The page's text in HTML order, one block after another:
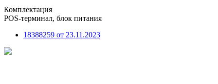
Комплектация
POS-терминал, блок питания
18388259 от 23.11.2023